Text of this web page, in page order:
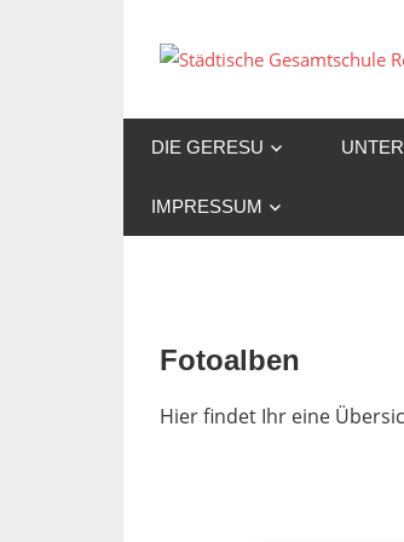
Inhalt
DIE GERESU
IMPRESSUM
Fotoalben
Hier findet Ihr eine